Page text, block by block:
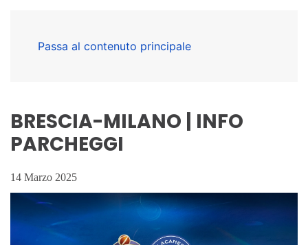
Passa al contenuto principale
BRESCIA-MILANO | INFO
PARCHEGGI
14 Marzo 2025